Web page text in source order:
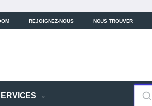
REJOIGNEZ-NOUS NOUS TROUVER